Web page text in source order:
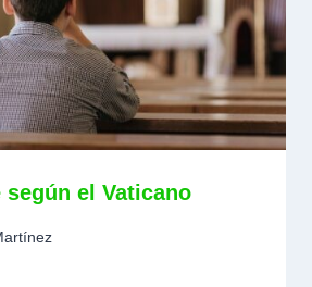
según el Vaticano